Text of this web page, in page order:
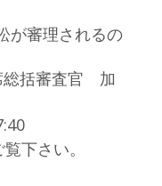
が審理されるの
総括審査官 加
下さい。